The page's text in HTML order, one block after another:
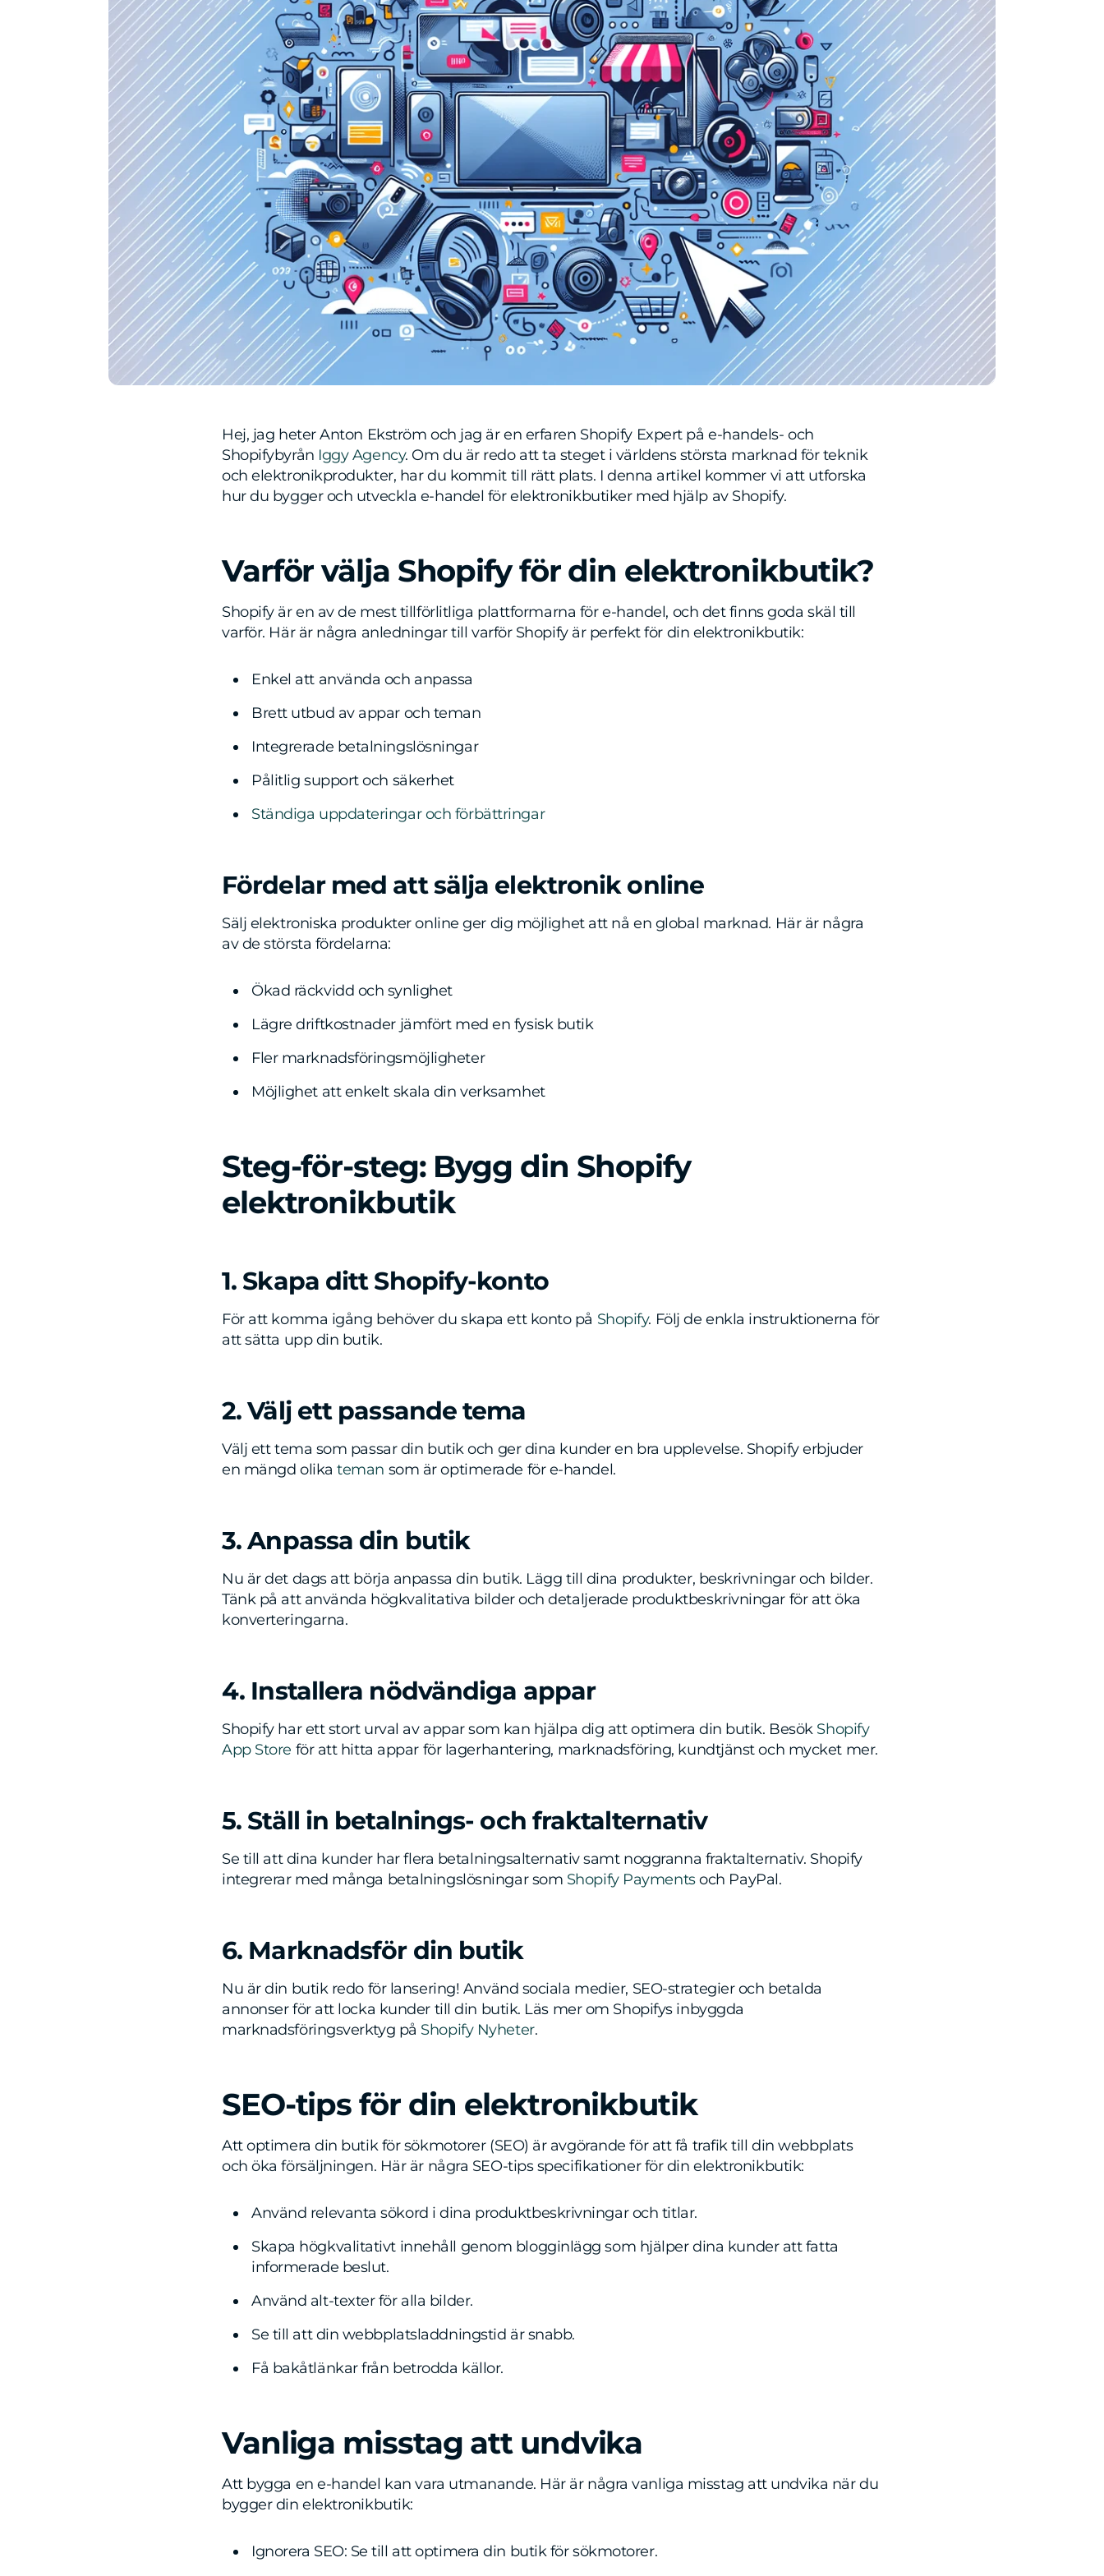
Amazon för Shopify
Butiksägare.
Hej, jag heter Anton Ekström och jag är en erfaren Shopify Expert på e-handels- och
Shopifybyrån Iggy Agency. Om du är redo att ta steget i världens största marknad för teknik
och elektronikprodukter, har du kommit till rätt plats. I denna artikel kommer vi att utforska
hur du bygger och utveckla e-handel för elektronikbutiker med hjälp av Shopify.
Varför välja Shopify för din elektronikbutik?
Shopify är en av de mest tillförlitliga plattformarna för e-handel, och det finns goda skäl till
varför. Här är några anledningar till varför Shopify är perfekt för din elektronikbutik:
Enkel att använda och anpassa
Brett utbud av appar och teman
Integrerade betalningslösningar
Pålitlig support och säkerhet
Ständiga uppdateringar och förbättringar
Fördelar med att sälja elektronik online
Sälj elektroniska produkter online ger dig möjlighet att nå en global marknad. Här är några
av de största fördelarna:
Ökad räckvidd och synlighet
Lägre driftkostnader jämfört med en fysisk butik
Fler marknadsföringsmöjligheter
Möjlighet att enkelt skala din verksamhet
Steg-för-steg: Bygg din Shopify
elektronikbutik
1. Skapa ditt Shopify-konto
För att komma igång behöver du skapa ett konto på Shopify. Följ de enkla instruktionerna för
att sätta upp din butik.
2. Välj ett passande tema
Välj ett tema som passar din butik och ger dina kunder en bra upplevelse. Shopify erbjuder
en mängd olikateman som är optimerade för e-handel.
3. Anpassa din butik
Nu är det dags att börja anpassa din butik. Lägg till dina produkter, beskrivningar och bilder.
Tänk på att använda högkvalitativa bilder och detaljerade produktbeskrivningar för att öka
konverteringarna.
4. Installera nödvändiga appar
Shopify har ett stort urval av appar som kan hjälpa dig att optimera din butik. Besök Shopify
App Store för att hitta appar för lagerhantering, marknadsföring, kundtjänst och mycket mer.
5. Ställ in betalnings- och fraktalternativ
Se till att dina kunder har flera betalningsalternativ samt noggranna fraktalternativ. Shopify
integrerar med många betalningslösningar som Shopify Paymentsoch PayPal.
6. Marknadsför din butik
Nu är din butik redo för lansering! Använd sociala medier, SEO-strategier och betalda
annonser för att locka kunder till din butik. Läs mer om Shopifys inbyggda
marknadsföringsverktyg på Shopify Nyheter.
SEO-tips för din elektronikbutik
Att optimera din butik för sökmotorer (SEO) är avgörande för att få trafik till din webbplats
och öka försäljningen. Här är några SEO-tips specifikationer för din elektronikbutik:
Använd relevanta sökord i dina produktbeskrivningar och titlar.
Skapa högkvalitativt innehåll genom blogginlägg som hjälper dina kunder att fatta
informerade beslut.
Använd alt-texter för alla bilder.
Se till att din webbplatsladdningstid är snabb.
Få bakåtlänkar från betrodda källor.
Vanliga misstag att undvika
Att bygga en e-handel kan vara utmanande. Här är några vanliga misstag att undvika när du
bygger din elektronikbutik:
Ignorera SEO: Se till att optimera din butik för sökmotorer.